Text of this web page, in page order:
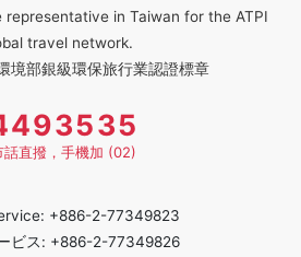
representative in Taiwan for the ATPI
travel network.
境部銀級環保旅行業認證標章
話直撥，手機加 (02)
+886-2-77349823
ビス: +886-2-77349826